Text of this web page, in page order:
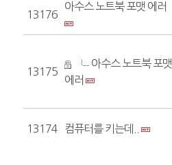
13176
아수스 노트북 포맷 에러
13175
아수스 노트북 포맷
에러
13174 컴퓨터를 키는데..